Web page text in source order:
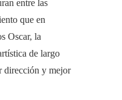
entre las
que en
Oscar, la
de largo
dirección y mejor